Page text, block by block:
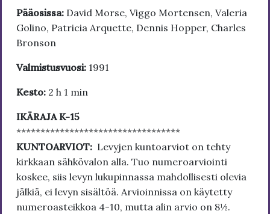
Pääosissa: David Morse, Viggo Mortensen, Valeria
Golino, Patricia Arquette, Dennis Hopper, Charles
Bronson
Valmistusvuosi: 1991
Kesto: 2 h 1 min
IKÄRAJA K-15
**********************************
KUNTOARVIOT: Levyjen kuntoarviot on tehty
kirkkaan sähkövalon alla. Tuo numeroarviointi
koskee, siis levyn lukupinnassa mahdollisesti olevia
jälkiä, ei levyn sisältöä. Arvioinnissa on käytetty
numeroasteikkoa 4-10, mutta alin arvio on 8½.